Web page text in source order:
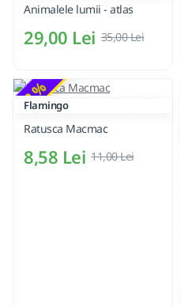
Animalele lumii - atlas
29,00 Lei 35,00 Lei
-22 %
Flamingo
Ratusca Macmac
8,58 Lei 11,00 Lei